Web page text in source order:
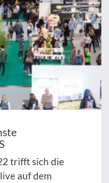
trifft sich die
auf dem